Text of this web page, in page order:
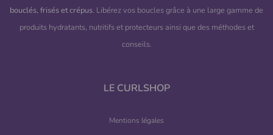
bouclés, frisés et crépus. Libérez vos boucles grâce à une large gamme de
produits hydratants, nutritifs et protecteurs ainsi que des méthodes et
conseils.
LE CURLSHOP
Mentions légales